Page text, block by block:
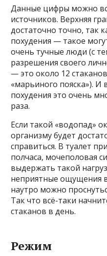
Данные цифры можно
источников. Верхняя
достаточно точно, так
похудения — такое
очень тучные люди (с
разрешения своего
— это около 12
«марьиного пояска»). И
похудения это очень
раза.
Если такой «водопад»
организму будет
справиться. В туалет
полчаса, мочеполовая
выдержать такой
неприятные ощущения
наутро можно
Так что всё-таки
стаканов в день.
Режим